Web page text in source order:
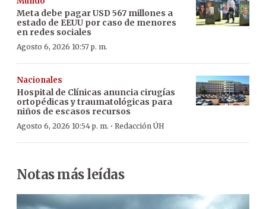
Meta debe pagar USD 567 millones a
estado de EEUU por caso de menores
en redes sociales
Agosto 6, 2026 10:57 p. m.
Nacionales
Hospital de Clínicas anuncia cirugías
ortopédicas y traumatológicas para
niños de escasos recursos
Agosto 6, 2026 10:54 p. m. · Redacción ÚH
Notas más leídas